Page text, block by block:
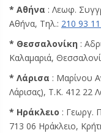
* Αθήνα : Λεωφ.
Αθήνα, Τηλ.: 210 93
* Θεσσαλονίκη :
Καλαμαριά,
* Λάρισα : Μαρίνου
Λάρισας), Τ.Κ. 412 22
* Ηράκλειο : Γεωργ.
713 06 Ηράκλειο,